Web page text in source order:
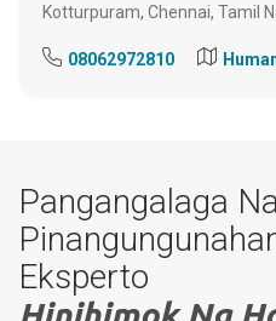
Kotturpuram, Chennai, Tamil
08062972810
Pangangalaga Na
Eksperto